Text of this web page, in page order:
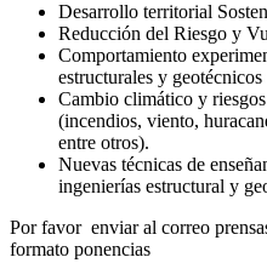
Desarrollo territorial
Reducción del Riesgo y
Comportamiento
estructurales y
Cambio climático y
(incendios, viento,
entre otros).
Nuevas técnicas de
ingenierías estructural y
Por favor enviar al correo
formato ponencias